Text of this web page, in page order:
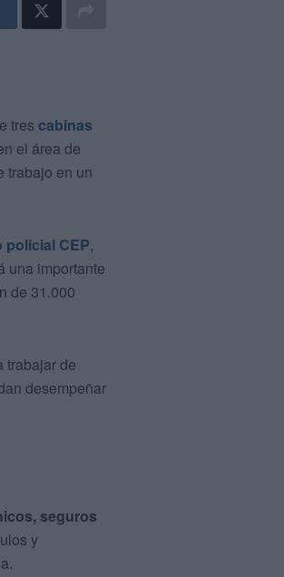
tres cabinas
el área de
trabajo en un
policial CEP,
una importante
de 31.000
trabajar de
desempeñar
seguros
y